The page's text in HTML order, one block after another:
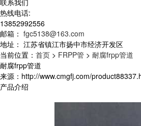
联系我们
热线电话:
13852992556
邮箱： fgc5138@163.com
地址： 江苏省镇江市扬中市经济开发区
当前位置： 首页 > FRPP管 > 耐腐frpp管道
耐腐frpp管道
来源：http://www.cmgfj.com/
产品介绍